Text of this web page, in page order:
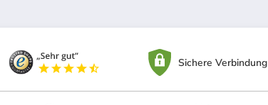
Sichere Verbindung